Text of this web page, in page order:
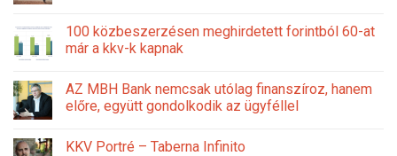
100 közbeszerzésen meghirdetett forintból 60-at
már a kkv-k kapnak
AZ MBH Bank nemcsak utólag finanszíroz, hanem
előre, együtt gondolkodik az ügyféllel
KKV Portré – Taberna Infinito